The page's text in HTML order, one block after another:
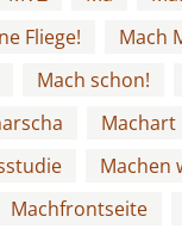
Fliege! Mach
Mach schon!
Machart
Machen
Machfrontseite